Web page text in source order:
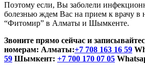
Поэтому если, Вы заболели
болезнью ждем Вас на прием к врачу в
“Фитомир” в Алматы и Шымкенте.
Звоните прямо сейчас и
номерам: Алматы:+7 708 163 16 59
59 Шымкент: +7 700 170 07 05